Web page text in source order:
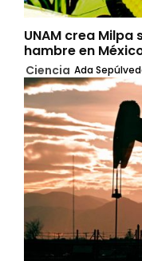
UNAM crea
hambre en
Ciencia Ada